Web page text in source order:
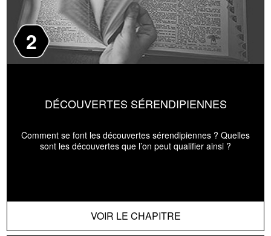
2
DÉCOUVERTES SÉRENDIPIENNES
Comment se font les découvertes sérendipiennes ? Quelles
sont les découvertes que l’on peut qualifier ainsi ?
VOIR LE CHAPITRE